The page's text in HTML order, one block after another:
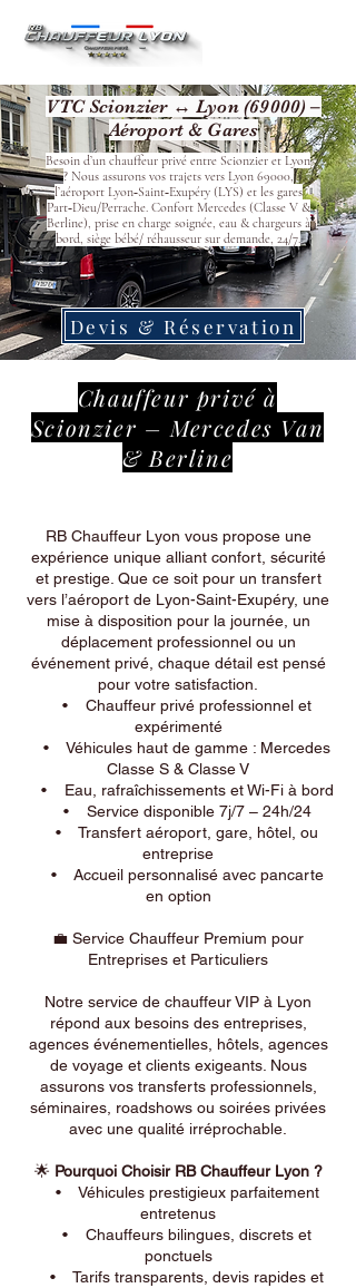
VTC Scionzier ↔ Lyon (69000) –
Aéroport & Gares
Besoin d’un chauffeur privé entre Scionzier et Lyon
? Nous assurons vos trajets vers Lyon 69000,
l’aéroport Lyon‑Saint‑Exupéry (LYS) et les gares
Part‑Dieu/Perrache. Confort Mercedes (Classe V &
Berline), prise en charge soignée, eau & chargeurs à
bord, siège bébé/ réhausseur sur demande, 24/7.
Devis & Réservation
Chauffeur privé à
Scionzier – Mercedes Van
& Berline
RB Chauffeur Lyon vous propose une
expérience unique alliant confort, sécurité
et prestige. Que ce soit pour un transfert
vers l’aéroport de Lyon-Saint-Exupéry, une
mise à disposition pour la journée, un
déplacement professionnel ou un
événement privé, chaque détail est pensé
pour votre satisfaction.
• Chauffeur privé professionnel et
expérimenté
• Véhicules haut de gamme : Mercedes
Classe S & Classe V
• Eau, rafraîchissements et Wi-Fi à bord
• Service disponible 7j/7 – 24h/24
• Transfert aéroport, gare, hôtel, ou
entreprise
• Accueil personnalisé avec pancarte
en option
💼 Service Chauffeur Premium pour
Entreprises et Particuliers
Notre service de chauffeur VIP à Lyon
répond aux besoins des entreprises,
agences événementielles, hôtels, agences
de voyage et clients exigeants. Nous
assurons vos transferts professionnels,
séminaires, roadshows ou soirées privées
avec une qualité irréprochable.
🌟 Pourquoi Choisir RB Chauffeur Lyon ?
• Véhicules prestigieux parfaitement
entretenus
• Chauffeurs bilingues, discrets et
ponctuels
• Tarifs transparents, devis rapides et